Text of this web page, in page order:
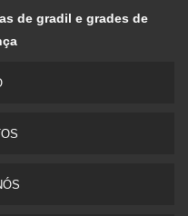
de gradil e grades de